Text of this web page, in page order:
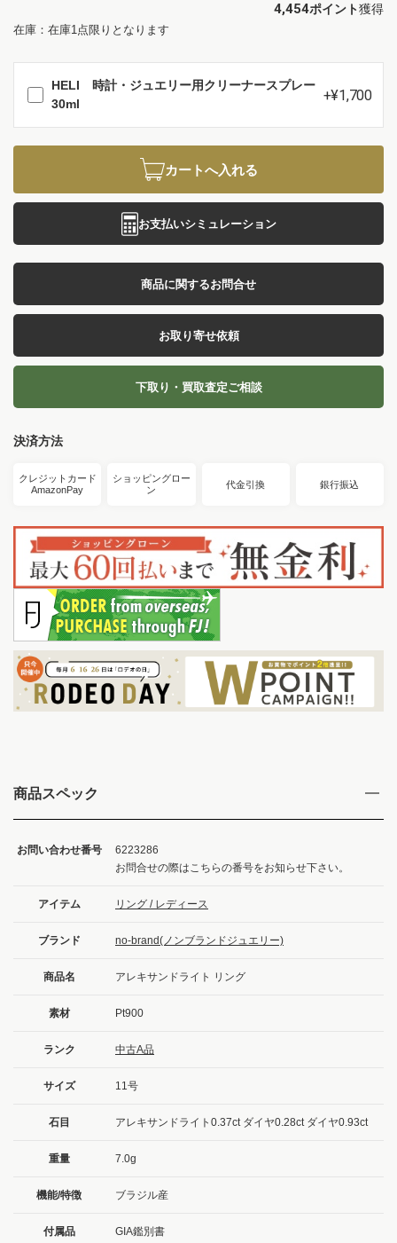
4,454ポイント獲得
在庫：在庫1点限りとなります
HELI 時計・ジュエリー用クリーナースプレー
30ml
+¥1,700
カートへ入れる
お支払いシミュレーション
商品に関するお問合せ
お取り寄せ依頼
下取り・買取査定ご相談
決済方法
クレジットカード
AmazonPay
ショッピングロー
ン
代金引換 銀行振込
商品スペック
お問い合わせ番号
6223286
お問合せの際はこちらの番号をお知らせ下さい。
アイテム リング / レディース
ブランド no-brand(ノンブランドジュエリー)
商品名 アレキサンドライト リング
素材 Pt900
ランク 中古A品
サイズ 11号
石目 アレキサンドライト0.37ct ダイヤ0.28ct ダイヤ0.93ct
重量 7.0g
機能/特徴 ブラジル産
付属品 GIA鑑別書